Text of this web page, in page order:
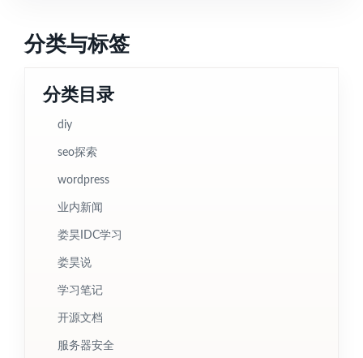
分类与标签
分类目录
diy
seo探索
wordpress
业内新闻
娄昊IDC学习
娄昊说
学习笔记
开源文档
服务器安全